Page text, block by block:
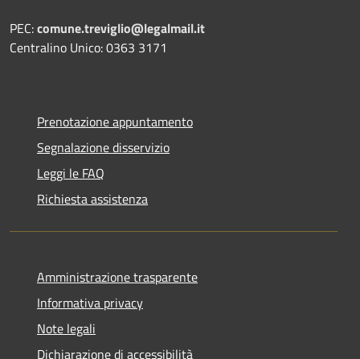
PEC:comune.treviglio@legalmail.it
Centralino Unico: 0363 3171
Prenotazione appuntamento
Segnalazione disservizio
Leggi le FAQ
Richiesta assistenza
Amministrazione trasparente
Informativa privacy
Note legali
Dichiarazione di accessibilità